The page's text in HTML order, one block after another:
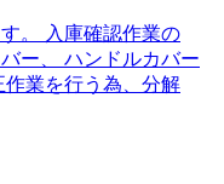
。 入庫確認作業の
ー、 ハンドルカバー
業を行う為、分解